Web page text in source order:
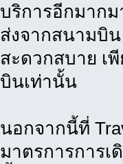
บริการอีกมากม
ส่งจากสนามบิน
สะดวกสบาย เ
บินเท่านั้น
นอกจากนี้ที่
มาตรการการเ